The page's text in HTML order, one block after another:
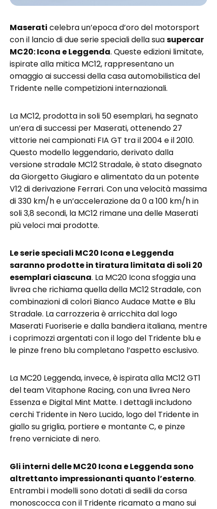
Maserati celebra un’epoca d’oro del motorsport
con il lancio di due serie speciali della suasupercar
MC20: Icona e Leggenda. Queste edizioni limitate,
ispirate alla mitica MC12, rappresentano un
omaggio ai successi della casa automobilistica del
Tridente nelle competizioni internazionali.
La MC12, prodotta in soli 50 esemplari, ha segnato
un’era di successi per Maserati, ottenendo 27
vittorie nei campionati FIA GT tra il 2004 e il 2010.
Questo modello leggendario, derivato dalla
versione stradale MC12 Stradale, è stato disegnato
da Giorgetto Giugiaro e alimentato da un potente
V12 di derivazione Ferrari. Con una velocità massima
di 330 km/h e un’accelerazione da 0 a 100 km/h in
soli 3,8 secondi, la MC12 rimane una delle Maserati
più veloci mai prodotte.
Le serie speciali MC20 Icona e Leggenda
saranno prodotte in tiratura limitata di soli 20
esemplari ciascuna. La MC20 Icona sfoggia una
livrea che richiama quella della MC12 Stradale, con
combinazioni di colori Bianco Audace Matte e Blu
Stradale. La carrozzeria è arricchita dal logo
Maserati Fuoriserie e dalla bandiera italiana, mentre
i coprimozzi argentati con il logo del Tridente blu e
le pinze freno blu completano l’aspetto esclusivo.
La MC20 Leggenda, invece, è ispirata alla MC12 GT1
del team Vitaphone Racing, con una livrea Nero
Essenza e Digital Mint Matte. I dettagli includono
cerchi Tridente in Nero Lucido, logo del Tridente in
giallo su griglia, portiere e montante C, e pinze
freno verniciate di nero.
Gli interni delle MC20 Icona e Leggenda sono
altrettanto impressionanti quanto l’esterno.
Entrambi i modelli sono dotati di sedili da corsa
monoscocca con il Tridente ricamato a mano sui